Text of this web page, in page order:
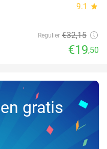
9.1 star
Regulier €32,15
€19,50
gratis